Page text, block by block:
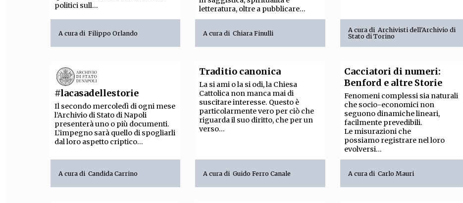
politici sull...
A cura di Filippo Orlando
letteratura, oltre a pubblicare...
A cura diChiara Finulli A cura di Archivisti dell'Archivio di
Stato di Torino
#lacasadellestorie
Il secondo mercoledì di ogni mese
l’Archivio di Stato di Napoli
presenterà uno o più documenti.
L’impegno sarà quello di spogliarli
dal loro aspetto criptico...
A cura di Candida Carrino
Traditio canonica
La si ami o la si odi, la Chiesa
Cattolica non manca mai di
suscitare interesse. Questo è
particolarmente vero per ciò che
riguarda il suo diritto, che per un
verso...
A cura diGuido Ferro Canale
Cacciatori di numeri:
Benford e altre Storie
Fenomeni complessi sia naturali
che socio-economici non
seguono dinamiche lineari,
facilmente prevedibili.
Le misurazioni che
possiamo registrare nel loro
evolversi...
A cura di Carlo Mauri